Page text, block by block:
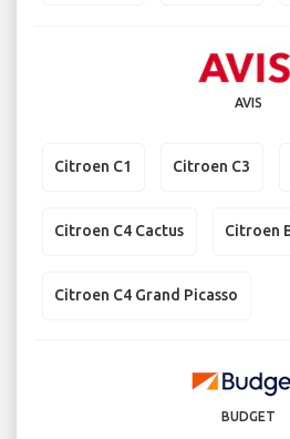
AVIS
Citroen C1 Citroen C3
Citroen C4 Cactus Citroen
Citroen C4 Grand Picasso
BUDGET